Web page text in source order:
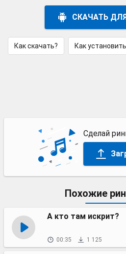
СКАЧАТЬ ДЛЯ
Как скачать? Как
Сделай
Похожие
А кто там искрит?
00:35 1 125